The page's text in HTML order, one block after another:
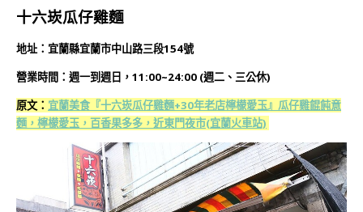
十六崁瓜仔雞麵
地址：宜蘭縣宜蘭市中山路三段154號
營業時間：週一到週日，11:00~24:00 (週二、三公休)
原文： 宜蘭美食『十六崁瓜仔雞麵+30年老店檸檬愛玉』瓜仔雞餛飩意
麵，檸檬愛玉，百香果多多，近東門夜市(宜蘭火車站)